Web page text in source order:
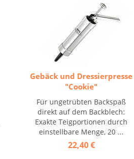
Gebäck und Dressierpresse
"Cookie"
Für ungetrübten Backspaß
direkt auf dem Backblech:
Exakte Teigportionen durch
einstellbare Menge, 20 ...
22,40 €